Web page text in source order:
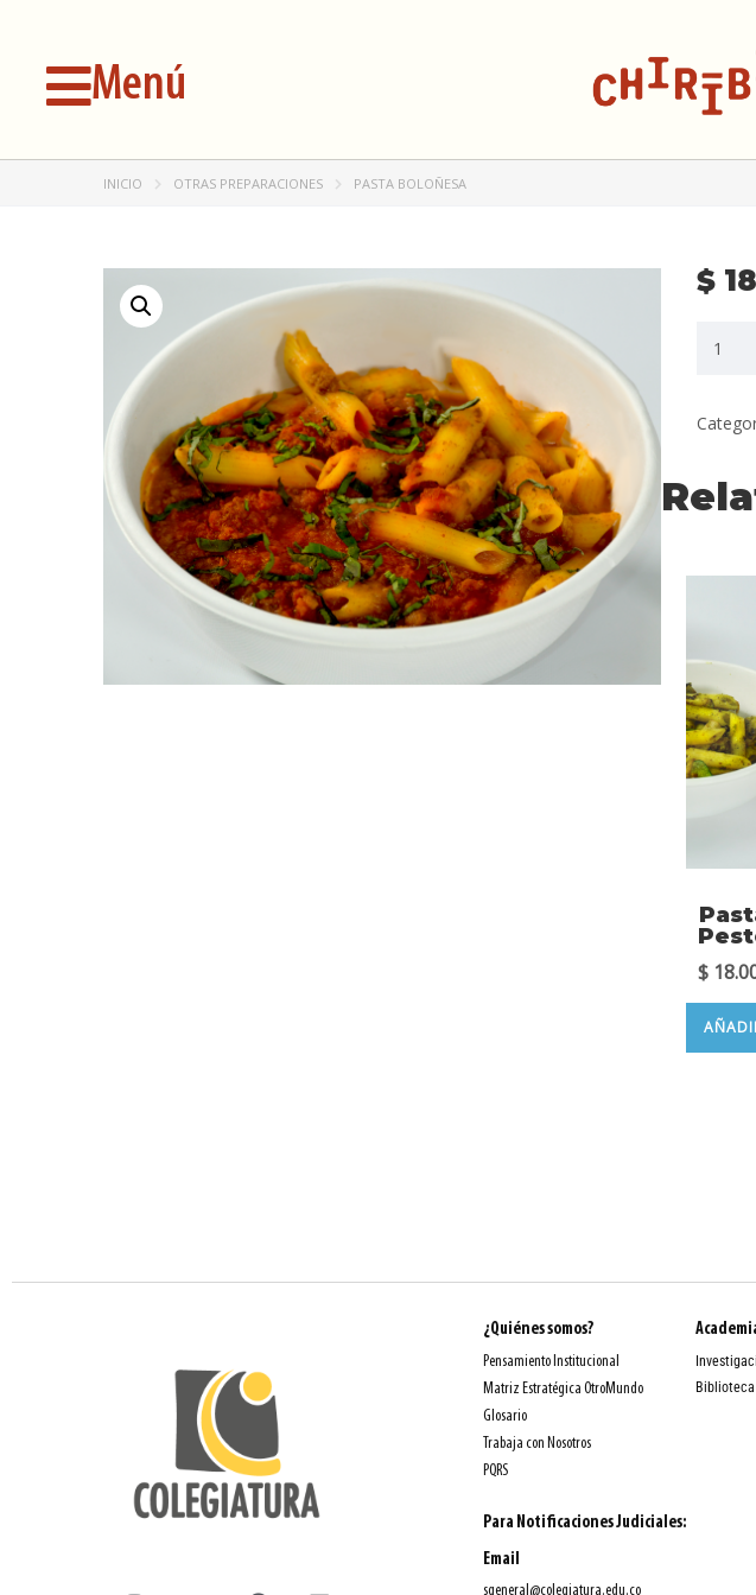
Menú
INICIO OTRAS PREPARACIONES PASTA BOLOÑESA
$
$
¿Quiénes somos?
Pensamiento Institucional
Matriz Estratégica OtroMundo
Glosario
Trabaja con Nosotros
PQRS
Biblioteca
Para Notificaciones Judiciales:
Email
sgeneral@colegiatura.edu.co